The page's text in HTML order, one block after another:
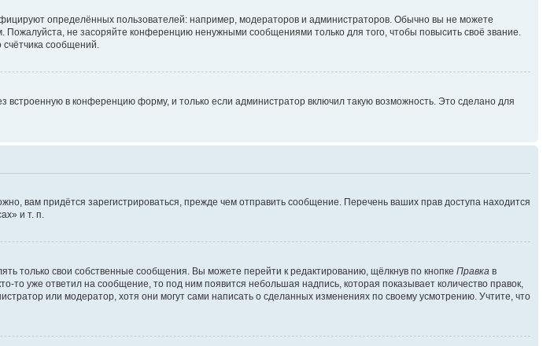
определённых пользователей: например, модераторов и администраторов. Обычно вы не можете
не засоряйте конференцию ненужными сообщениями только для того, чтобы повысить своё звание.
сообщений.
встроенную в конференцию форму, и только если администратор включил такую возможность. Это сделано для
вам придётся зарегистрироваться, прежде чем отправить сообщение. Перечень ваших прав доступа находится
и т. п.
только свои собственные сообщения. Вы можете перейти к редактированию, щёлкнув по кнопке Правка в
то уже ответил на сообщение, то под ним появится небольшая надпись, которая показывает количество правок,
или модератор, хотя они могут сами написать о сделанных изменениях по своему усмотрению. Учтите, что